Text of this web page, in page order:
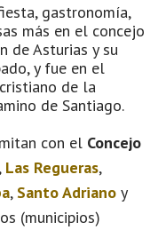
gastronomía,
más en el concejo
de Asturias y su
y fue en el
de la
de Santiago.
con el Concejo
, Las Regueras,
, Santo Adriano y
(municipios)